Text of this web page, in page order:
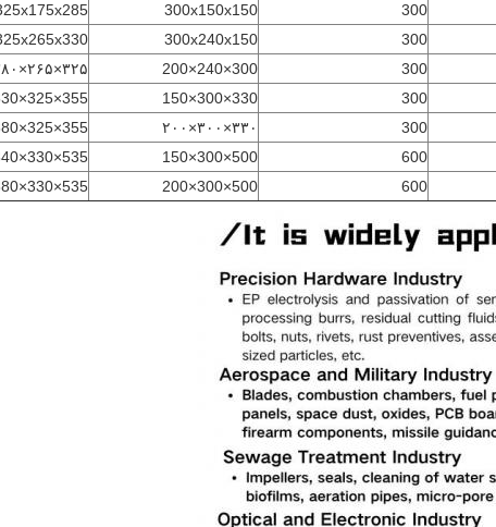
300
300x150x150
300
300x240x150
300
300×240×200 ۳۲۵×۲۶۵×۳۸۰
300
330×300×150
355×325×330
300 ۳۳۰×۳۰۰×۲۰۰ 355×325×380
600
500×300×150
535×330×340
600
500×300×200
535×330×380